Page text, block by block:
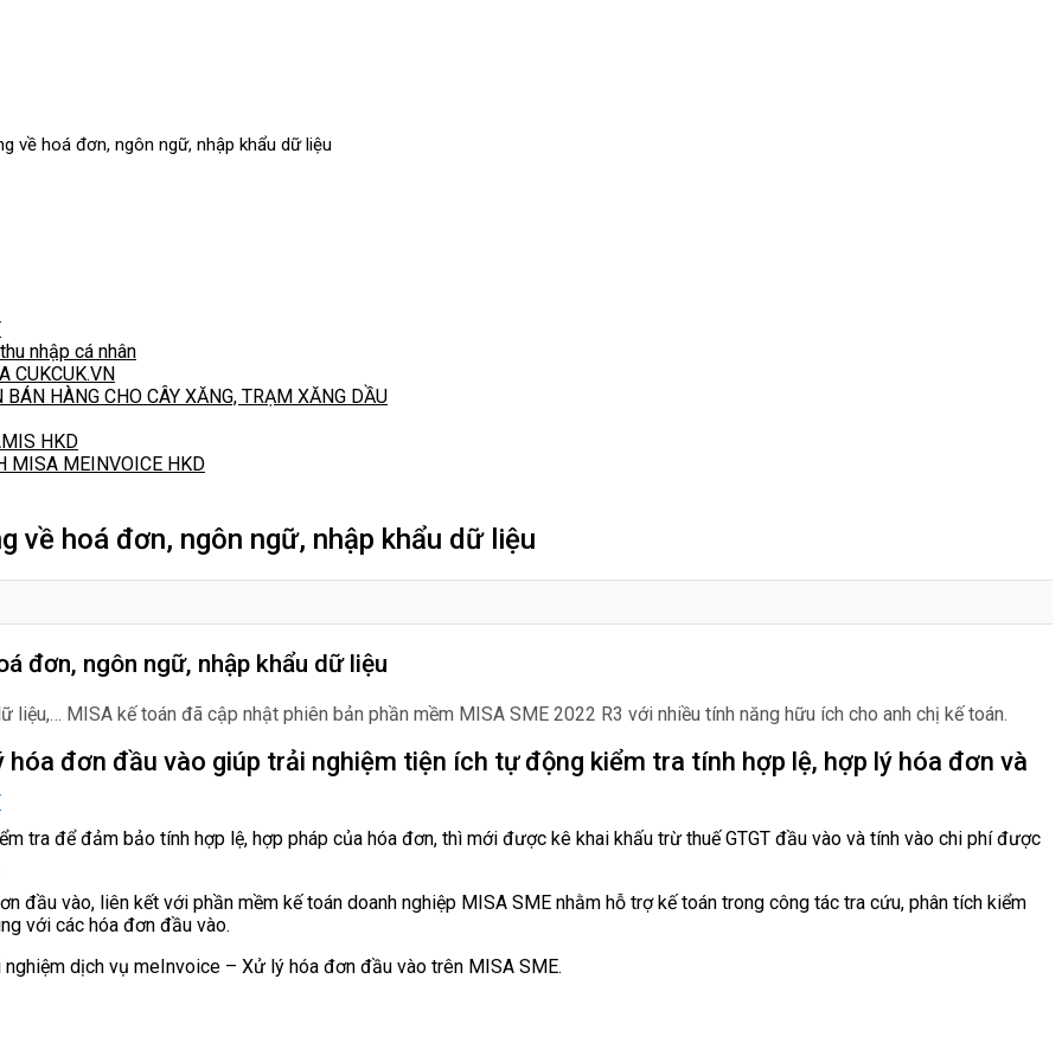
nhập cá nhân
CUKCUK.VN
HÀNG CHO CÂY XĂNG, TRẠM XĂNG DẦU
HKD
MISA MEINVOICE HKD
về hoá đơn, ngôn ngữ, nhập khẩu dữ liệu
về hoá đơn, ngôn ngữ, nhập khẩu dữ liệu
đơn, ngôn ngữ, nhập khẩu dữ liệu
liệu,… MISA kế toán đã cập nhật phiên bản phần mềm MISA SME 2022 R3 với nhiều tính năng hữu ích cho anh chị kế toán.
đơn đầu vào giúp trải nghiệm tiện ích tự động kiểm tra tính hợp lệ, hợp lý hóa đơn và
tra để đảm bảo tính hợp lệ, hợp pháp của hóa đơn, thì mới được kê khai khấu trừ thuế GTGT đầu vào và tính vào chi phí được
đầu vào, liên kết với phần mềm kế toán doanh nghiệp MISA SME nhằm hỗ trợ kế toán trong công tác tra cứu, phân tích kiểm
với các hóa đơn đầu vào.
dịch vụ meInvoice – Xử lý hóa đơn đầu vào trên MISA SME.